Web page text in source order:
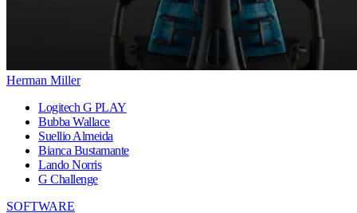
Herman Miller
Logitech G PLAY
Bubba Wallace
Suellio Almeida
Bianca Bustamante
Lando Norris
G Challenge
SOFTWARE